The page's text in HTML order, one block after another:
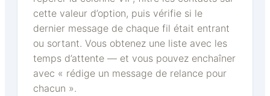
cette valeur d’option, puis vérifie si le
dernier message de chaque fil était entrant
ou sortant. Vous obtenez une liste avec les
temps d’attente — et vous pouvez enchaîner
avec « rédige un message de relance pour
chacun ».